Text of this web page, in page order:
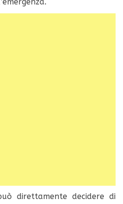
direttamente decidere di